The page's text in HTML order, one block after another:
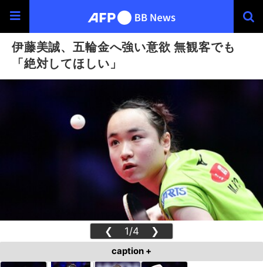
伊藤美誠、五輪金へ強い意欲 無観客でも
「絶対してほしい」
❮ 1/4 ❯
caption +